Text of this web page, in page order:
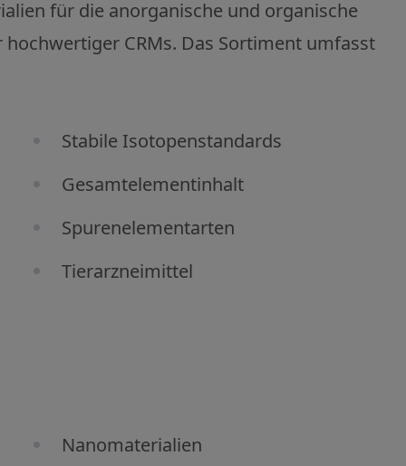
für die anorganische und organische
CRMs. Das Sortiment umfasst
Stabile Isotopenstandards
Gesamtelementinhalt
Spurenelementarten
Tierarzneimittel
Nanomaterialien